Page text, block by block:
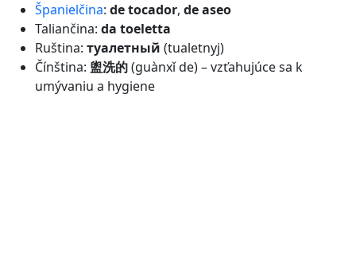
Španielčina: de tocador, de aseo
Taliančina: da toeletta
Ruština: туалетный (tualetnyj)
Čínština: 盥洗的(guànxǐ de) – vzťahujúce sa k
umývaniu a hygiene